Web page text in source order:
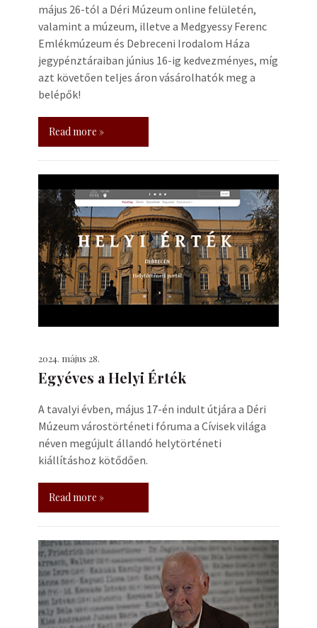
május 26-tól a Déri Múzeum online felületén,
valamint a múzeum, illetve a Medgyessy Ferenc
Emlékmúzeum és Debreceni Irodalom Háza
jegypénztáraiban június 16-ig kedvezményes, míg
azt követően teljes áron vásárolhatók meg a
belépők!
Read more »
2024. május 28.
Egyéves a Helyi Érték
A tavalyi évben, május 17-én indult útjára a Déri
Múzeum várostörténeti fóruma a Cívisek világa
néven megújult állandó helytörténeti
kiállításhoz kötődően.
Read more »